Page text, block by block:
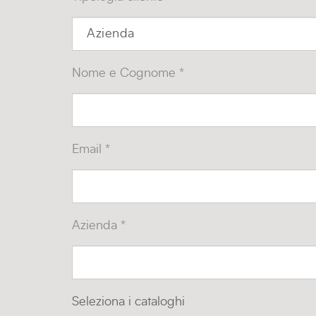
Nome e Cognome *
Email *
Azienda *
Seleziona i cataloghi